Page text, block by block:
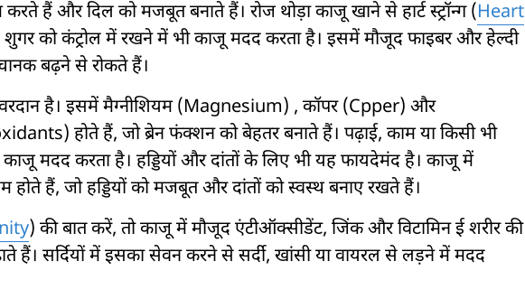
हैं और दिल को मजबूत बनाते हैं। रोज थोड़ा काजू खाने से हार्ट स्ट्रॉन्ग (Heart
शुगर को कंट्रोल में रखने में भी काजू मदद करता है। इसमें मौजूद फाइबर और हेल्दी
बढ़ने से रोकते हैं।
है। इसमें मैग्नीशियम (Magnesium) , कॉपर (Cpper) और
होते हैं, जो ब्रेन फंक्शन को बेहतर बनाते हैं। पढ़ाई, काम या किसी भी
मदद करता है। हड्डियों और दांतों के लिए भी यह फायदेमंद है। काजू में
हैं, जो हड्डियों को मजबूत और दांतों को स्वस्थ बनाए रखते हैं।
) की बात करें, तो काजू में मौजूद एंटीऑक्सीडेंट, जिंक और विटामिन ई शरीर की
हैं। सर्दियों में इसका सेवन करने से सर्दी, खांसी या वायरल से लड़ने में मदद